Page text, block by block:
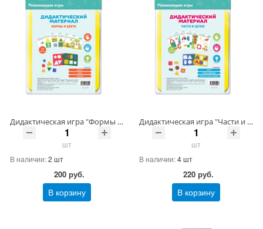
Дидактическая игра "Формы и цвета" Артикул 07-006-20 ШтрихКод 4670149803990
шт
В наличии:2 шт
200 руб.
В корзину
Дидактическая игра "Части и целое" Артикул 07-007-22 ШтрихКод 4670149804003
шт
В наличии:4 шт
220 руб.
В корзину